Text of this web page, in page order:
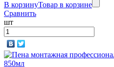
В корзинуТовар в корзине
Сравнить
шт